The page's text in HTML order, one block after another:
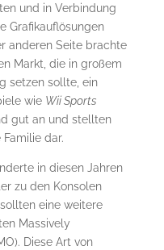
und in Verbindung
Grafikauflösungen
anderen Seite brachte
Markt, die in großem
setzen sollte, ein
wie Wii Sports
gut an und stellten
dar.
in diesen Jahren
zu den Konsolen
eine weitere
Massively
Diese Art von